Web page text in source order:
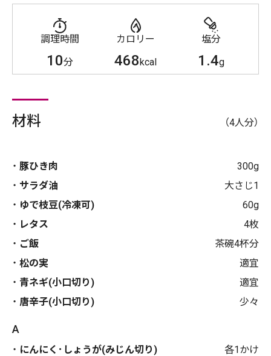
調理時間
10分
カロリー
468kcal
塩分
1.4g
材料 （4人分）
豚ひき肉
300g
サラダ油
大さじ1
ゆで枝豆(冷凍可)
60g
レタス
4枚
ご飯
茶碗4杯分
松の実
適宜
青ネギ(小口切り)
適宜
唐辛子(小口切り)
少々
A
にんにく･しょうが(みじん切り)
各1かけ